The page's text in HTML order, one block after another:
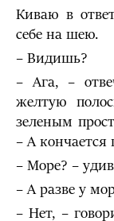
Киваю в
себе на шею.
– Видишь?
– Ага, –
желтую
зеленым
– А кончается
– Море? –
– А разве у
– Нет, –